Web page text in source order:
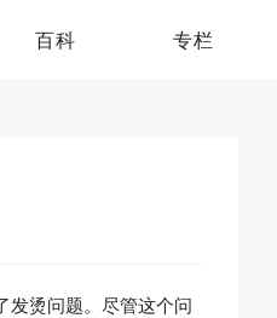
百科 专栏
发烫问题。尽管这个问